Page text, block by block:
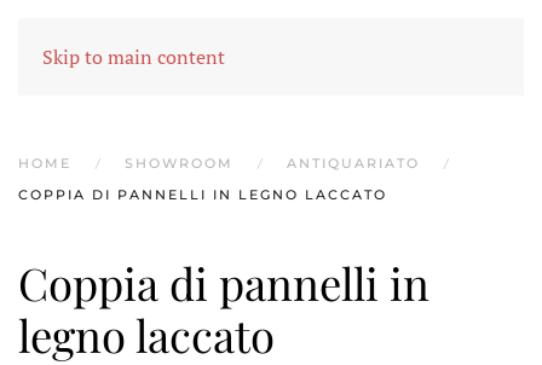
Skip to main content
HOME SHOWROOM
ANTIQUARIATO
COPPIA DI PANNELLI IN LEGNO LACCATO
Coppia di pannelli in
legno laccato